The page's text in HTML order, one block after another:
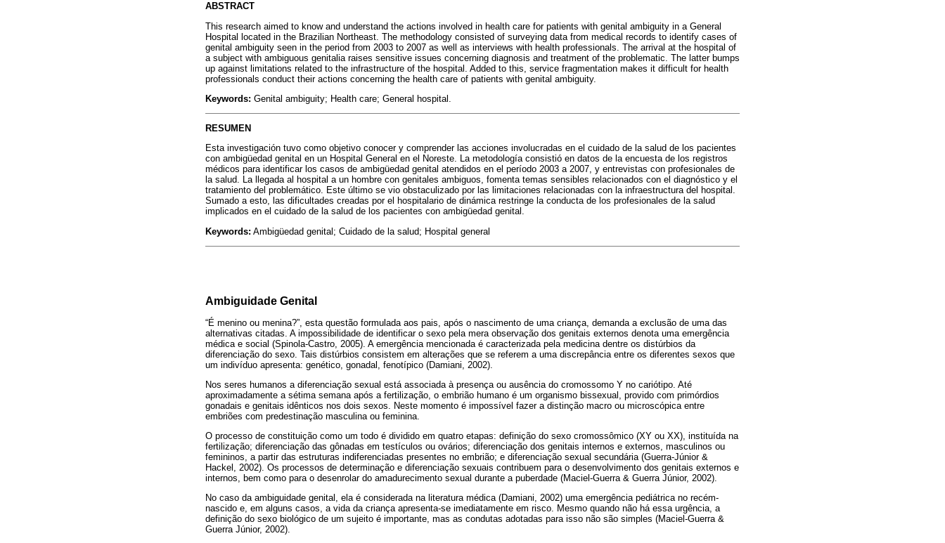
ABSTRACT
This research aimed to know and understand the actions involved in health care for patients with genital ambiguity in a General
Hospital located in the Brazilian Northeast. The methodology consisted of surveying data from medical records to identify cases of
genital ambiguity seen in the period from 2003 to 2007 as well as interviews with health professionals. The arrival at the hospital of
a subject with ambiguous genitalia raises sensitive issues concerning diagnosis and treatment of the problematic. The latter bumps
up against limitations related to the infrastructure of the hospital. Added to this, service fragmentation makes it difficult for health
professionals conduct their actions concerning the health care of patients with genital ambiguity.
Keywords: Genital ambiguity; Health care; General hospital.
RESUMEN
Esta investigación tuvo como objetivo conocer y comprender las acciones involucradas en el cuidado de la salud de los pacientes
con ambigüedad genital en un Hospital General en el Noreste. La metodología consistió en datos de la encuesta de los registros
médicos para identificar los casos de ambigüedad genital atendidos en el período 2003 a 2007, y entrevistas con profesionales de
la salud. La llegada al hospital a un hombre con genitales ambiguos, fomenta temas sensibles relacionados con el diagnóstico y el
tratamiento del problemático. Este último se vio obstaculizado por las limitaciones relacionadas con la infraestructura del hospital.
Sumado a esto, las dificultades creadas por el hospitalario de dinámica restringe la conducta de los profesionales de la salud
implicados en el cuidado de la salud de los pacientes con ambigüedad genital.
Keywords: Ambigüedad genital; Cuidado de la salud; Hospital general
Ambiguidade Genital
“É menino ou menina?”, esta questão formulada aos pais, após o nascimento de uma criança, demanda a exclusão de uma das
alternativas citadas. A impossibilidade de identificar o sexo pela mera observação dos genitais externos denota uma emergência
médica e social (Spinola-Castro, 2005). A emergência mencionada é caracterizada pela medicina dentre os distúrbios da
diferenciação do sexo. Tais distúrbios consistem em alterações que se referem a uma discrepância entre os diferentes sexos que
um indivíduo apresenta: genético, gonadal, fenotípico (Damiani, 2002).
Nos seres humanos a diferenciação sexual está associada à presença ou ausência do cromossomo Y no cariótipo. Até
aproximadamente a sétima semana após a fertilização, o embrião humano é um organismo bissexual, provido com primórdios
gonadais e genitais idênticos nos dois sexos. Neste momento é impossível fazer a distinção macro ou microscópica entre
embriões com predestinação masculina ou feminina.
O processo de constituição como um todo é dividido em quatro etapas: definição do sexo cromossômico (XY ou XX), instituída na
fertilização; diferenciação das gônadas em testículos ou ovários; diferenciação dos genitais internos e externos, masculinos ou
femininos, a partir das estruturas indiferenciadas presentes no embrião; e diferenciação sexual secundária (Guerra-Júnior &
Hackel, 2002). Os processos de determinação e diferenciação sexuais contribuem para o desenvolvimento dos genitais externos e
internos, bem como para o desenrolar do amadurecimento sexual durante a puberdade (Maciel-Guerra & Guerra Júnior, 2002).
No caso da ambiguidade genital, ela é considerada na literatura médica (Damiani, 2002) uma emergência pediátrica no recém-
nascido e, em alguns casos, a vida da criança apresenta-se imediatamente em risco. Mesmo quando não há essa urgência, a
definição do sexo biológico de um sujeito é importante, mas as condutas adotadas para isso não são simples (Maciel-Guerra &
Guerra Júnior, 2002).